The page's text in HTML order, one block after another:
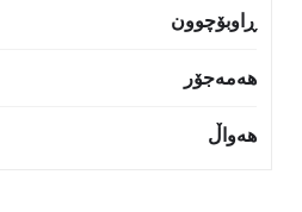
ڕاوبۆچوون
هەمەجۆر
هەواڵ